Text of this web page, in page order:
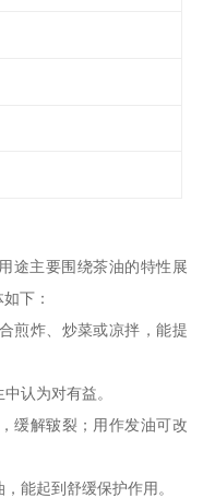
途主要围绕茶油的特性展
下：
煎炸、炒菜或凉拌，能提
认为对有益。
缓解皲裂；用作发油可改
能起到舒缓保护作用。